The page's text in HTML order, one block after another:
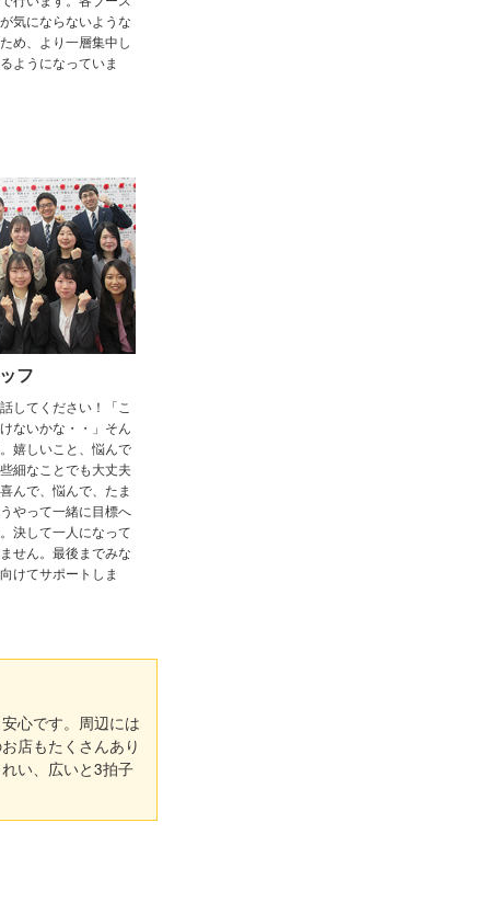
気にならないような
め、より一層集中し
ようになっていま
フ
してください！「こ
ないかな・・」そん
嬉しいこと、悩んで
細なことでも大丈夫
んで、悩んで、たま
やって一緒に目標へ
決して一人になって
せん。最後までみな
けてサポートしま
心です。周辺には
店もたくさんあり
い、広いと3拍子